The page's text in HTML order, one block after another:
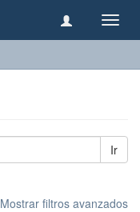
Ir
Mostrar filtros avanzados